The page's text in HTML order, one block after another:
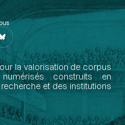
la valorisation de corpus
construits en
et des institutions